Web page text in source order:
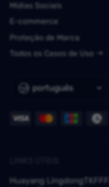
português
Mídias Sociais
E-commerce
Proteção de Marca
Todos os Casos de Uso
Huayang Lingdong TKFFF